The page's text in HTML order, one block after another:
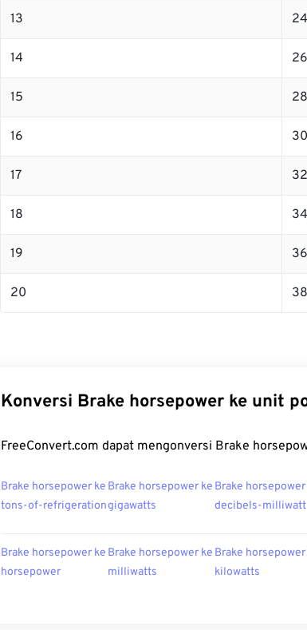
13
14
15
16
17
18
19
20
Konversi Brake horsepower ke unit
FreeConvert.com dapat mengonversi Brake
Brake horsepower ke
tons-of-refrigeration
Brake horsepower ke
gigawatts
Brake horsepower
decibels-milliwatt
Brake horsepower ke
horsepower
Brake horsepower ke
milliwatts
Brake horsepower
kilowatts